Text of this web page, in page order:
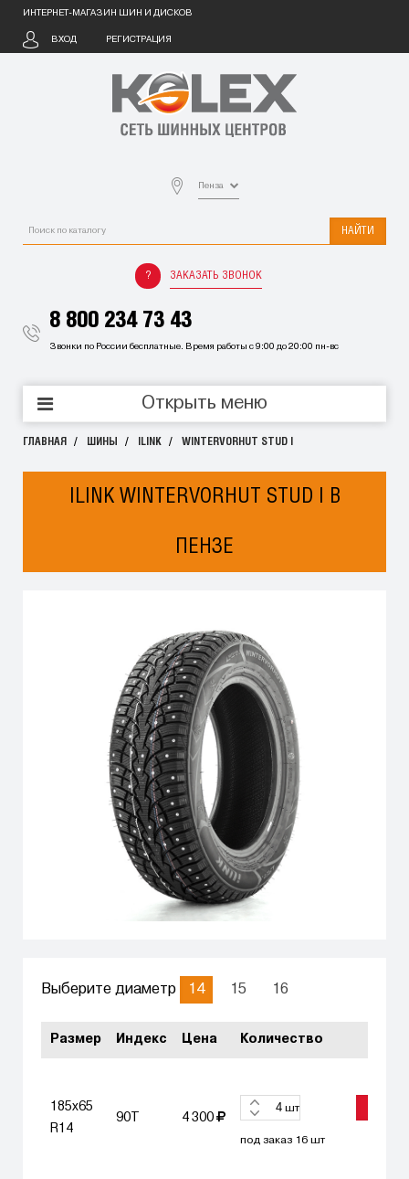
ИНТЕРНЕТ-МАГАЗИН ШИН И ДИСКОВ
ВХОД РЕГИСТРАЦИЯ
Пенза
НАЙТИ
ЗАКАЗАТЬ ЗВОНОК
8 800 234 73 43
Звонки по России бесплатные. Время работы с 9:00 до 20:00 пн-вс
Открыть меню
ГЛАВНАЯ ШИНЫ ILINK WINTERVORHUT STUD I
ILINK WINTERVORHUT STUD I В
ПЕНЗЕ
Выберите диаметр 14 15 16
Размер Индекс Цена Количество
185x65
R14
90T 4 300
шт
под заказ 16 шт